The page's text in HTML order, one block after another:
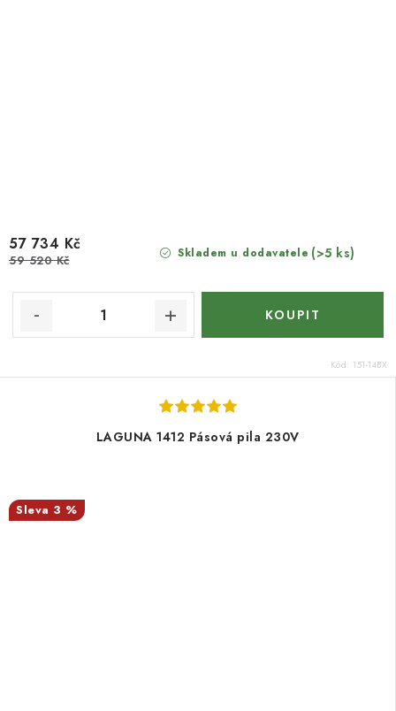
Skladem u dodavatele (>5 ks)
57 734 Kč
59 520 Kč
Kód: 151-14BX
LAGUNA 1412 Pásová pila 230V
3 %